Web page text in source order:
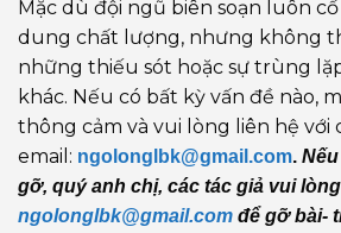
Mặc dù đội ngũ biên soạn luôn
dung chất lượng, nhưng không
những thiếu sót hoặc sự trùng
khác. Nếu có bất kỳ vấn đề nào,
thông cảm và vui lòng liên hệ với
email: ngolonglbk@gmail.com.
gỡ, quý anh chị, các tác giả vui
ngolonglbk@gmail.com để gỡ bài-